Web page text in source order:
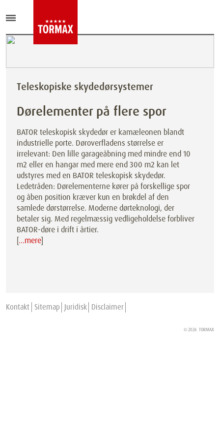
Teleskopiske skydedørsystemer
Dørelementer på flere spor
BATOR teleskopisk skydedør er kamæleonen blandt
industrielle porte. Døroverfladens størrelse er
irrelevant: Den lille garageåbning med mindre end 10
m2 eller en hangar med mere end 300 m2 kan let
udstyres med en BATOR teleskopisk skydedør.
Ledetråden: Dørelementerne kører på forskellige spor
og åben position kræver kun en brøkdel af den
samlede dørstørrelse. Moderne dørteknologi, der
betaler sig. Med regelmæssig vedligeholdelse forbliver
BATOR-døre i drift i årtier.
[…mere]
Kontakt Sitemap Juridisk Disclaimer
© 2026 TORMAX